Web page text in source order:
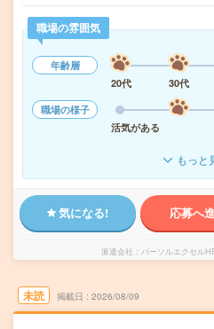
職場の雰囲気
年齢層
20代
30代
職場の様子
活気がある
もっと
気になる! 応募へ
派遣会社 パーソルエクセル
未読 掲載日 2026/08/09